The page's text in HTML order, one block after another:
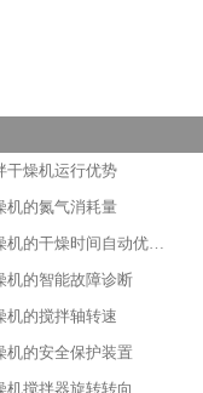
干燥机运行优势
机的氮气消耗量
搅拌干燥机的干燥时间自动优化功能
机的智能故障诊断
机的搅拌轴转速
机的安全保护装置
机搅拌器旋转转向